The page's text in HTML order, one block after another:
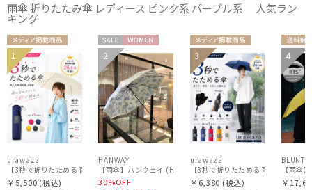
雨傘 折りたたみ傘 レディース ピンク系 パープル系 人気ラン
キング
メディア掲
載商品
UNISE
X
1
urawaza
【3秒で折りたためる 雨傘】urawaza(ウラワザ) slim 55cmUV プレーン UV加工
￥5,500 (税込)
セー
ル
WOME
N
2
HANWAY
30%OFF
メディア掲
載商品
UNISE
X
3
urawaza
【3秒で折りたためる 雨傘】
￥6,380 (税込)
送料無
料
4
BLUNT
【雨傘
￥